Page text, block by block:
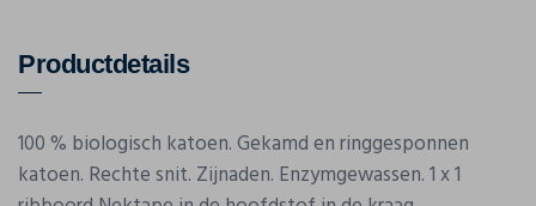
Productdetails
100 % biologisch katoen. Gekamd en ringgesponnen
katoen. Rechte snit. Zijnaden. Enzymgewassen. 1 x 1